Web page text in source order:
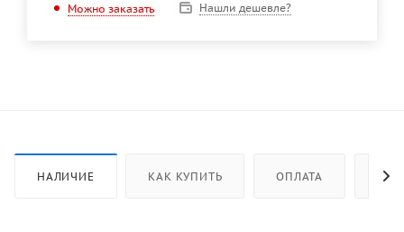
Можно заказать Нашли дешевле?
НАЛИЧИЕ КАК КУПИТЬ ОПЛАТА